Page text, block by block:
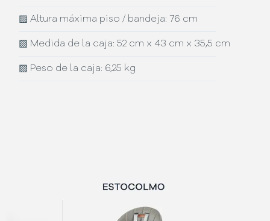
▨Altura máxima piso / bandeja: 76 cm
▨ Medida de la caja: 52 cm x 43 cm x 35,5 cm
▨ Peso de la caja: 6,25 kg